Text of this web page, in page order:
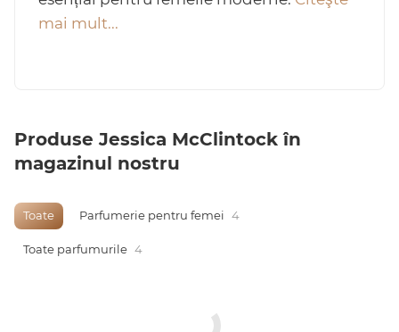
vândute
mai mult...
Produse Jessica McClintock în
magazinul nostru
Toate Parfumerie pentru femei 4
Toate parfumurile 4